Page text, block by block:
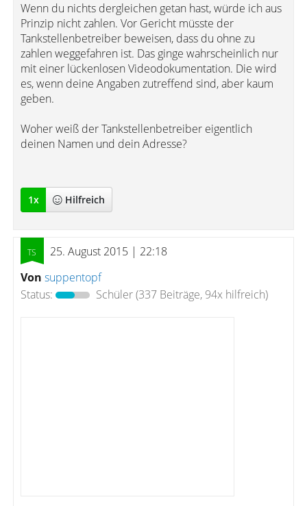
Wenn du nichts dergleichen getan hast, würde ich aus
Prinzip nicht zahlen. Vor Gericht müsste der
Tankstellenbetreiber beweisen, dass du ohne zu
zahlen weggefahren ist. Das ginge wahrscheinlich nur
mit einer lückenlosen Videodokumentation. Die wird
es, wenn deine Angaben zutreffend sind, aber kaum
geben.
Woher weiß der Tankstellenbetreiber eigentlich
deinen Namen und dein Adresse?
1x Hilfreich
25. August 2015 | 22:18
Von suppentopf
Status:
Schüler(337 Beiträge, 94x hilfreich)